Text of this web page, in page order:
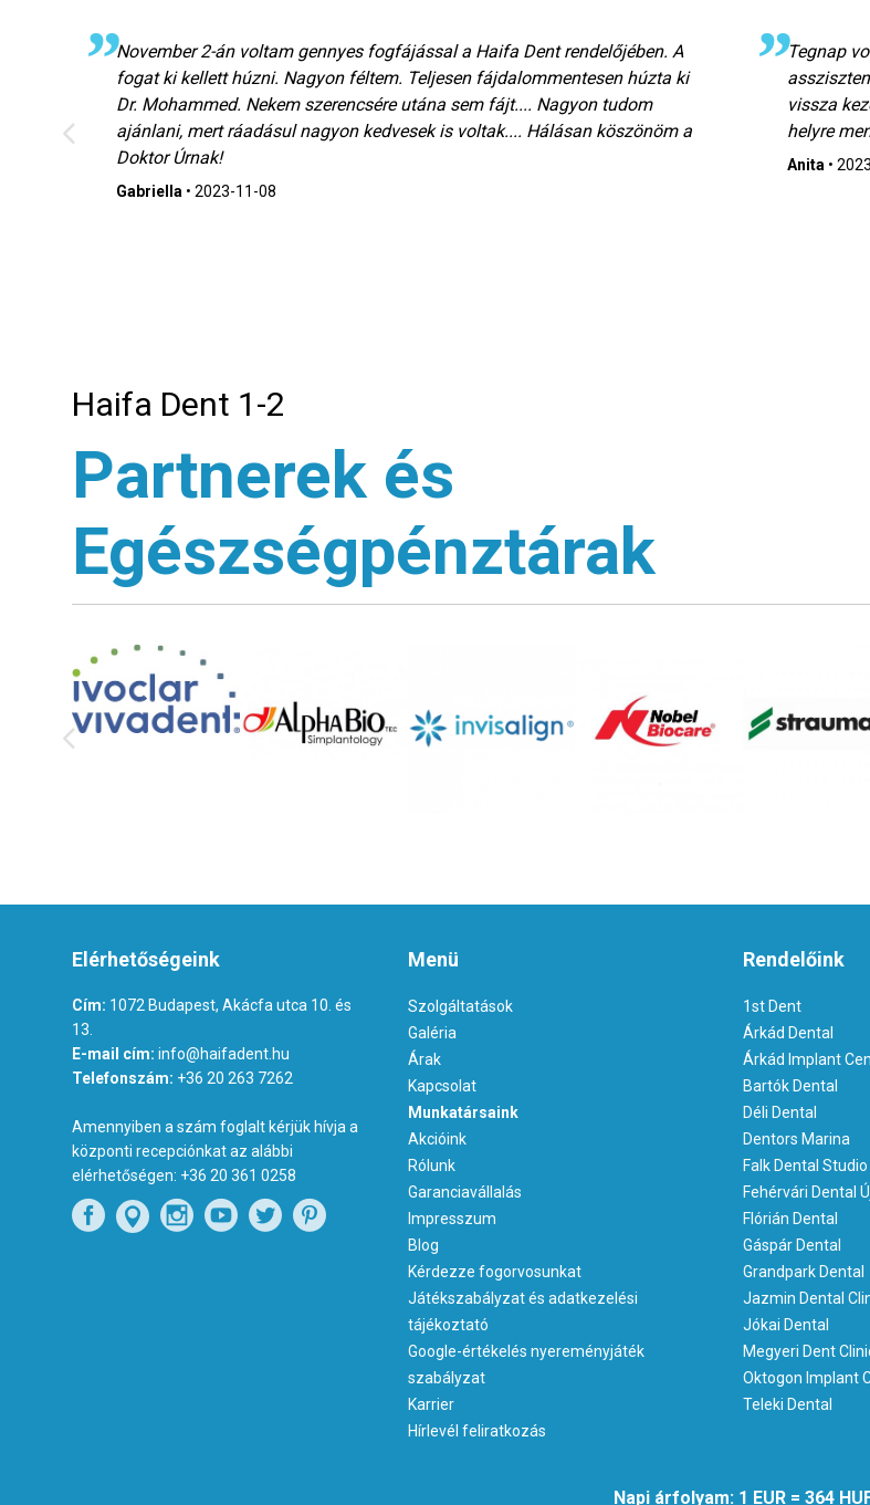
November 2-án voltam gennyes fogfájással a Haifa Dent rendelőjében. A
fogat ki kellett húzni. Nagyon féltem. Teljesen fájdalommentesen húzta ki
Dr. Mohammed. Nekem szerencsére utána sem fájt.... Nagyon tudom
ajánlani, mert ráadásul nagyon kedvesek is voltak.... Hálásan köszönöm a
Doktor Úrnak!
Gabriella •2023-11-08
Tegnap
vissza
helyre
Anita •
Haifa Dent 1-2
Partnerek és
Egészségpénztárak
Elérhetőségeink
Cím: 1072 Budapest, Akácfa utca 10. és
13.
E-mail cím: info@haifadent.hu
Telefonszám: +36 20 263 7262
Amennyiben a szám foglalt kérjük hívja a
központi recepciónkat az alábbi
elérhetőségen: +36 20 361 0258
Menü
Szolgáltatások
Galéria
Árak
Kapcsolat
Munkatársaink
Akcióink
Rólunk
Garanciavállalás
Impresszum
Blog
Kérdezze fogorvosunkat
Játékszabályzat és adatkezelési
tájékoztató
Google-értékelés nyereményjáték
szabályzat
Karrier
Hírlevél feliratkozás
Rendelőink
1st Dent
Árkád Dental
Árkád Implant
Bartók Dental
Déli Dental
Dentors Marina
Falk Dental Studio
Fehérvári Dental
Flórián Dental
Gáspár Dental
Grandpark Dental
Jazmin Dental
Jókai Dental
Megyeri Dent
Oktogon Implant
Teleki Dental
Napi árfolyam: 1 EUR = 364